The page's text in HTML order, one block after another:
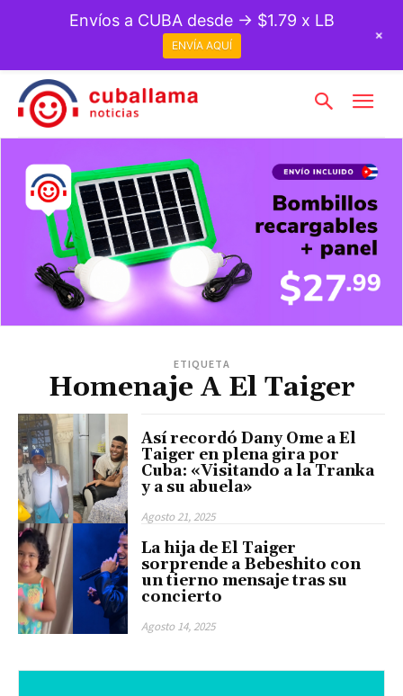
ETIQUETA
Homenaje A El Taiger
Así recordó Dany Ome a El
Taiger en plena gira por
Cuba: «Visitando a la Tranka
y a su abuela»
Agosto 21, 2025
La hija de El Taiger
sorprende a Bebeshito con
un tierno mensaje tras su
concierto
Agosto 14, 2025
Envíos a CUBA desde → $1.79 x LB
ENVÍA AQUÍ
+